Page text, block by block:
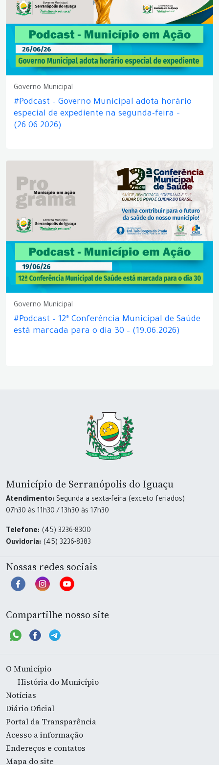
Governo Municipal
#Podcast – Governo Municipal adota horário
especial de expediente na segunda-feira –
(26.06.2026)
Governo Municipal
#Podcast – 12ª Conferência Municipal de Saúde
está marcada para o dia 30 – (19.06.2026)
Município de Serranópolis do Iguaçu
Atendimento: Segunda a sexta-feira (exceto feriados)
07h30 às 11h30 / 13h30 às 17h30
Telefone: (45) 3236-8300
Ouvidoria: (45) 3236-8383
Nossas redes sociais
Compartilhe nosso site
O Município
História do Município
Notícias
Diário Oficial
Portal da Transparência
Acesso a informação
Endereços e contatos
Mapa do site